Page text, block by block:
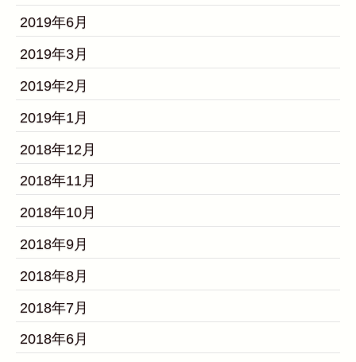
2019年6月
2019年3月
2019年2月
2019年1月
2018年12月
2018年11月
2018年10月
2018年9月
2018年8月
2018年7月
2018年6月